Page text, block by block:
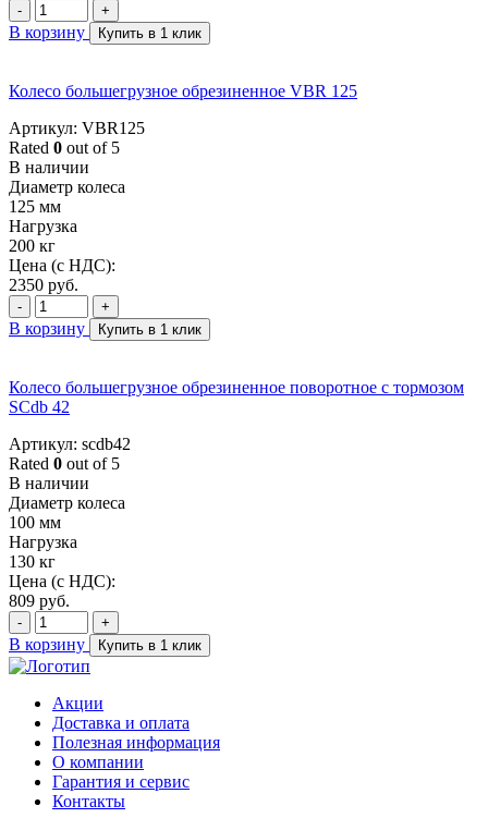
- +
В корзину Купить в 1 клик
Колесо большегрузное обрезиненное VBR 125
Артикул: VBR125
Rated 0 out of 5
В наличии
Диаметр колеса
125 мм
Нагрузка
200 кг
Цена (с НДС):
2350 руб.
- +
В корзину Купить в 1 клик
Колесо большегрузное обрезиненное поворотное с тормозом
SCdb 42
Артикул: scdb42
Rated 0 out of 5
В наличии
Диаметр колеса
100 мм
Нагрузка
130 кг
Цена (с НДС):
809 руб.
- +
В корзину Купить в 1 клик
Акции
Доставка и оплата
Полезная информация
О компании
Гарантия и сервис
Контакты